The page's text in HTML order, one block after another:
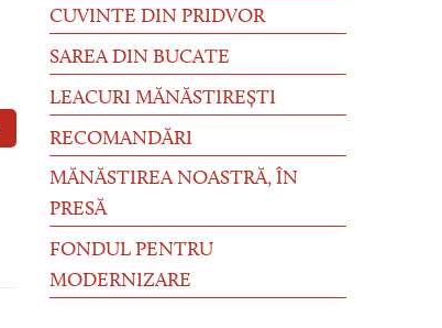
CUVINTE DIN PRIDVOR
SAREA DIN BUCATE
LEACURI MĂNĂSTIREȘTI
RECOMANDĂRI
MĂNĂSTIREA NOASTRĂ, ÎN
PRESĂ
FONDUL PENTRU
MODERNIZARE